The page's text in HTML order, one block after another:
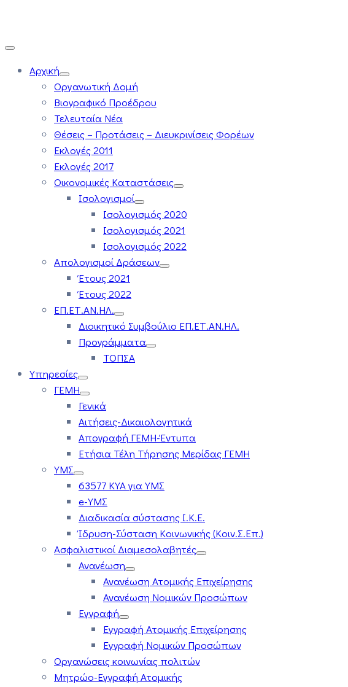
Αρχική
Οργανωτική Δομή
Βιογραφικό Προέδρου
Τελευταία Νέα
Θέσεις – Προτάσεις – Διευκρινίσεις Φορέων
Εκλογές 2011
Εκλογές 2017
Οικονομικές Καταστάσεις
Ισολογισμοί
Ισολογισμός 2020
Ισολογισμός 2021
Ισολογισμός 2022
Απολογισμοί Δράσεων
Έτους 2021
Έτους 2022
ΕΠ.ΕΤ.ΑΝ.ΗΛ.
Διοικητικό Συμβούλιο ΕΠ.ΕΤ.ΑΝ.ΗΛ.
Προγράμματα
ΤΟΠΣΑ
Υπηρεσίες
ΓΕΜΗ
Γενικά
Αιτήσεις-Δικαιολογητικά
Απογραφή ΓΕΜΗ-Έντυπα
Ετήσια Τέλη Τήρησης Μερίδας ΓΕΜΗ
ΥΜΣ
63577 ΚΥΑ για ΥΜΣ
e-ΥΜΣ
Διαδικασία σύστασης Ι.Κ.Ε.
Ίδρυση-Σύσταση Κοινωνικής (Κοιν.Σ.Επ.)
Ασφαλιστικοί Διαμεσολαβητές
Ανανέωση
Ανανέωση Ατομικής Επιχείρησης
Ανανέωση Νομικών Προσώπων
Εγγραφή
Εγγραφή Ατομικής Επιχείρησης
Εγγραφή Νομικών Προσώπων
Οργανώσεις κοινωνίας πολιτών
Μητρώο-Εγγραφή Ατομικής